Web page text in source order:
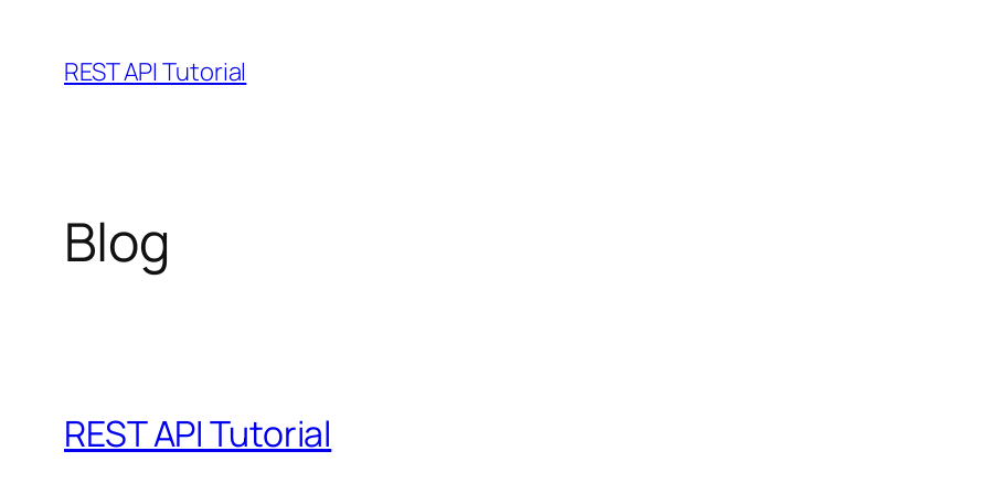
Inhalt
springen
REST API Tutorial
Blog
REST API Tutorial